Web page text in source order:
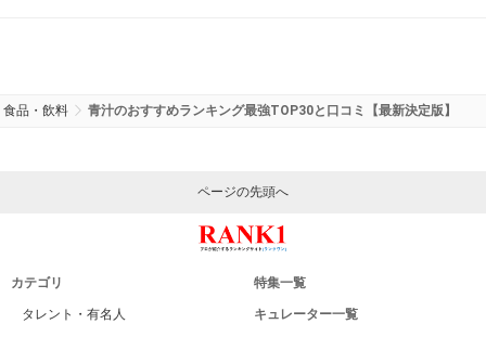
食品・飲料 青汁のおすすめランキング最強TOP30と口コミ【最新決定版】
ページの先頭へ
カテゴリ
タレント・有名人
特集一覧
キュレーター一覧